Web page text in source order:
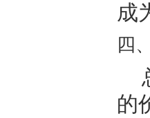
成
四
的